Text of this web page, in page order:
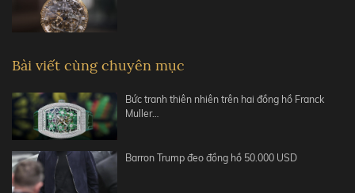
Bài viết cùng chuyên mục
Bức tranh thiên nhiên trên hai đồng hồ Franck
Muller…
Barron Trump đeo đồng hồ 50.000 USD